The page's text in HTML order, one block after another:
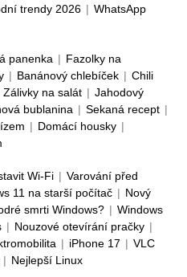
trendy 2026 | WhatsApp
panenka | Fazolky na
| Banánový chlebíček | Chili
Zálivky na salát | Jahodový
bublanina | Sekaná recept |
| Domácí housky |
Wi-Fi | Varování před
11 na starší počítač | Nový
smrti Windows? | Windows
| Nouzové otevírání pračky |
| iPhone 17 | VLC
| Nejlepší Linux